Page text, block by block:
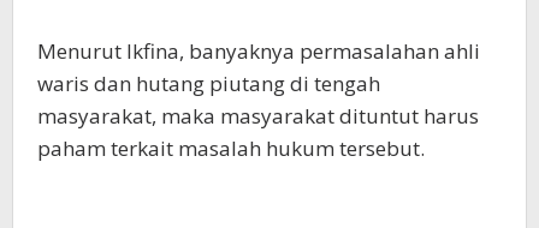
Menurut Ikfina, banyaknya permasalahan ahli
waris dan hutang piutang di tengah
masyarakat, maka masyarakat dituntut harus
paham terkait masalah hukum tersebut.